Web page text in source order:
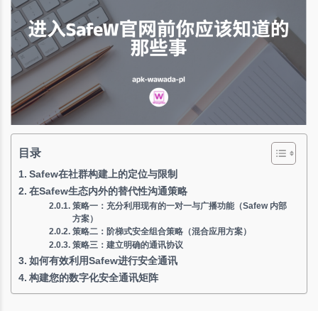
目录
Safew在社群构建上的定位与限制
在Safew生态内外的替代性沟通策略
策略一：充分利用现有的一对一与广播功能（Safew 内部
方案）
策略二：阶梯式安全组合策略（混合应用方案）
策略三：建立明确的通讯协议
如何有效利用Safew进行安全通讯
构建您的数字化安全通讯矩阵